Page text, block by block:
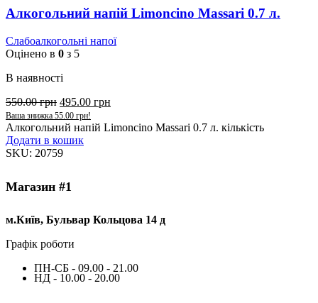
Алкогольний напій Limoncino Massari 0.7 л.
Слабоалкогольні напої
Оцінено в 0 з 5
В наявності
550.00грн 495.00 грн
Ваша знижка 55.00 грн!
Алкогольний напій Limoncino Massari 0.7 л. кількість
Додати в кошик
SKU: 20759
Магазин #1
м.Київ, Бульвар Кольцова 14 д
Графік роботи
ПН-СБ - 09.00 - 21.00
НД - 10.00 - 20.00